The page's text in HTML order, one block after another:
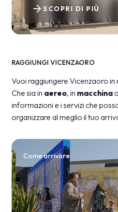
SCOPRI DI PIÙ
arrow_forward
RAGGIUNGI VICENZAORO
Vuoi raggiungere Vicenzaoro
Che sia in aereo, in macchina
informazioni e i servizi che
organizzare al meglio il tuo
Come arrivare